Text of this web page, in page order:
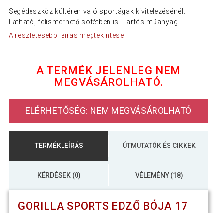
Segédeszköz kültéren való sportágak kivitelezésénél.
Látható, felismerhető sötétben is. Tartós műanyag.
A részletesebb leírás megtekintése
A TERMÉK JELENLEG NEM
MEGVÁSÁROLHATÓ.
ELÉRHETŐSÉG: NEM MEGVÁSÁROLHATÓ
TERMÉKLEÍRÁS ÚTMUTATÓK ÉS CIKKEK
KÉRDÉSEK (0) VÉLEMÉNY (18)
GORILLA SPORTS EDZŐ BÓJA 17